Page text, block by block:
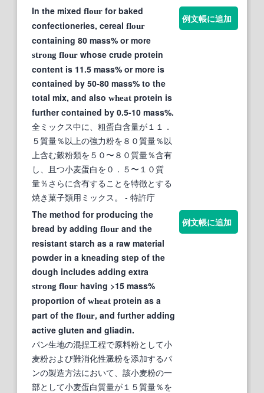
In the mixed flour for baked
confectioneries, cereal flour
containing 80 mass% or more
strong flour whose crude protein
content is 11.5 mass% or more is
contained by 50-80 mass% to the
total mix, and also wheat protein is
further contained by 0.5-10 mass%.
全ミックス中に、粗蛋白含量が１１．
５質量％以上の強力粉を８０質量％以
上含む穀粉類を５０〜８０質量％含有
し、且つ小麦蛋白を０．５〜１０質
量％さらに含有することを特徴とする
焼き菓子類用ミックス。
- 特許庁
例文帳に追加
The method for producing the
bread by adding flour and the
resistant starch as a raw material
powder in a kneading step of the
dough includes adding extra
strong flour having >15 mass%
proportion of wheat protein as a
part of the flour, and further adding
active gluten and gliadin.
パン生地の混捏工程で原料粉として小
麦粉および難消化性澱粉を添加するパ
ンの製造方法において、該小麦粉の一
部として小麦蛋白質量が１５質量％を
例文帳に追加